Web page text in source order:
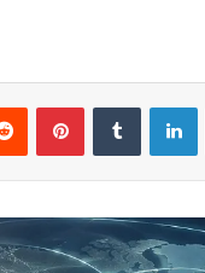
لينكدإن